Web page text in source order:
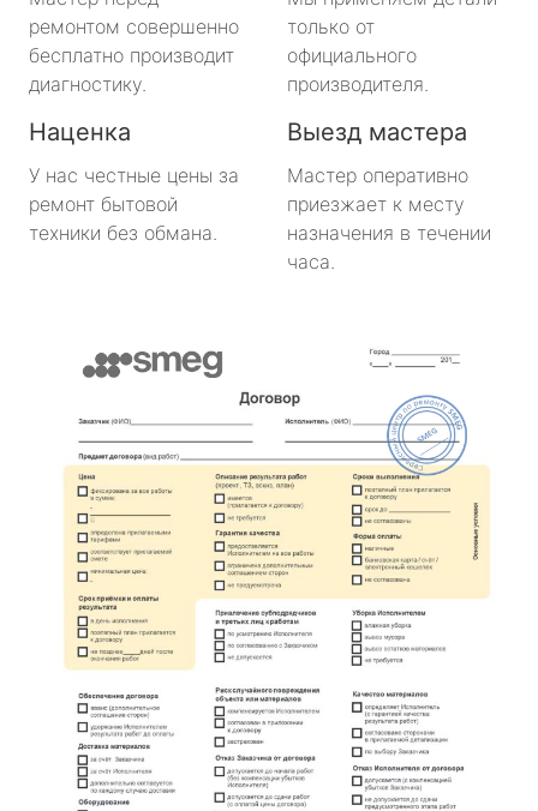
ремонтом совершенно
бесплатно производит
диагностику.
только от
официального
производителя.
Наценка
У нас честные цены за
ремонт бытовой
техники без обмана.
Выезд мастера
Мастер оперативно
приезжает к месту
назначения в течении
часа.